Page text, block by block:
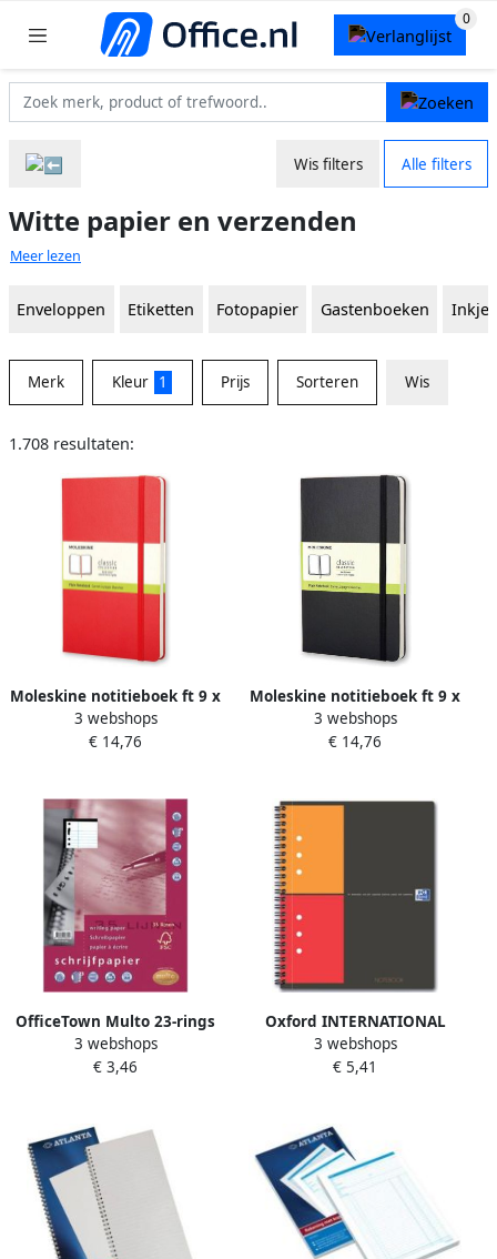
Wis filters Alle filters
Witte papier en verzenden
Meer lezen
Enveloppen Etiketten Fotopapier Gastenboeken
Merk Kleur 1 Prijs Sorteren Wis
1.708 resultaten:
Moleskine notitieboek ft 9 x
14 cm effen harde cover 192
blad rood
3 webshops
€ 14,76
Moleskine notitieboek ft 9 x
14 cm effen harde cover 192
bladzijden zwart
3 webshops
€ 14,76
OfficeTown Multo 23-rings
schrijfpapier van 100 vel
gelijnd
3 webshops
€ 3,46
Oxford INTERNATIONAL
Notebook Connect met
scanbare pagina&apos;s
3 webshops
€ 5,41